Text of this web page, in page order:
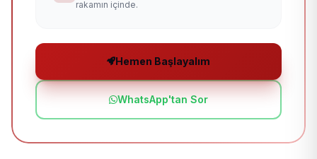
rakamın içinde.
Hemen Başlayalım
WhatsApp'tan Sor